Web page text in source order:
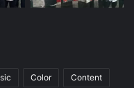
Color Content